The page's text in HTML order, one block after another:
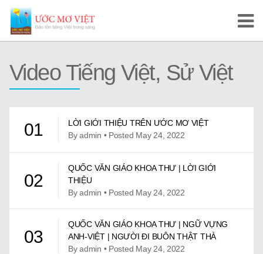
Cuộc Thi Ước Mơ Việt
Hướng Dẫn
Tài Liệu Học Tập
Video Tự Học và Dạy Tiếng Việt
Video Đọc Truyện
Video Tiếng Việt, Sử Việt
Video Tiếng Việt, Sử Việt
01
LỜI GIỚI THIỆU TRÊN ƯỚC MƠ VIỆT
By admin • Posted May 24, 2022
02
QUỐC VĂN GIÁO KHOA THƯ | LỜI GIỚI
THIỆU
By admin • Posted May 24, 2022
03
QUỐC VĂN GIÁO KHOA THƯ | NGỮ VỰNG
ANH-VIỆT | NGƯỜI ĐI BUÔN THẬT THÀ
By admin • Posted May 24, 2022